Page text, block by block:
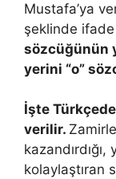
Mustafa’ya
şeklinde
sözcüğünün
yerini “o”
İşte
verilir.
kolaylaştıran